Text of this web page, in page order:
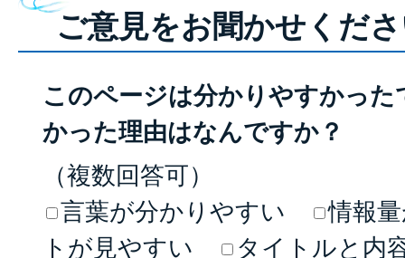
ご意見をお聞かせくだ
このページは分かりやすかっ
かった理由はなんですか？
（複数回答可）
言葉が分かりやすい
情報
トが見やすい
タイトルと内